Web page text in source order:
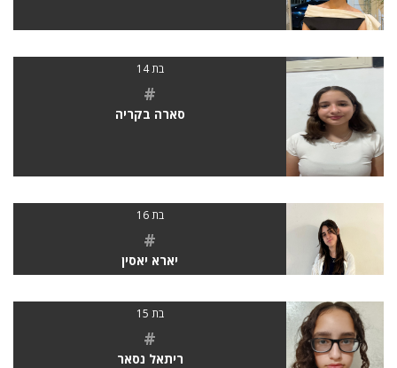
בת 14
#
סארה בקריה
בת 16
#
יארא יאסין
בת 15
#
ריתאל נסאר